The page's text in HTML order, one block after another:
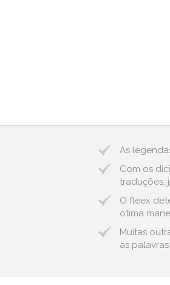
As
Com os
traduções,
O fleex
ótima
Muitas
as